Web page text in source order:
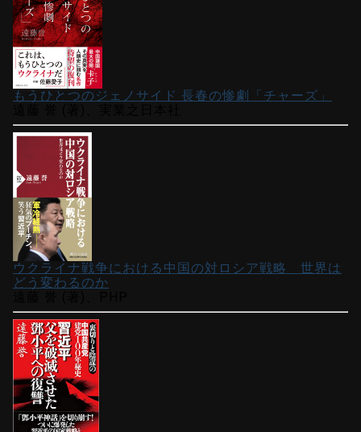
もうひとつのジェノサイド 長春の惨劇「チャーズ」
ウクライナ戦争における中国の対ロシア戦略 世界は
どう変わるのか